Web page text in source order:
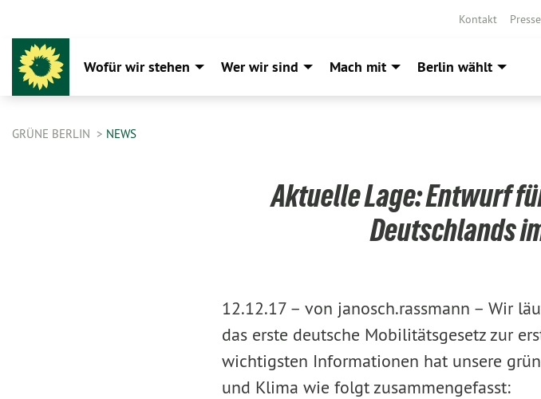
Kontakt Presse
Wofür wir stehen Wer wir sind Mach mit Berlin wählt
GRÜNE BERLIN NEWS
Aktuelle Lage: Entwurf
Deutschlands
12.12.17 – von janosch.rassmann – Wir
das erste deutsche Mobilitätsgesetz zur
wichtigsten Informationen hat unsere
und Klima wie folgt zusammengefasst: